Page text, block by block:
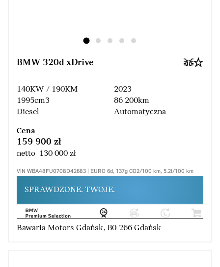
BMW 320d xDrive
140KW / 190KM
1995cm3
Diesel
2023
86 200km
Automatyczna
Cena
159 900 zł
netto 130 000 zł
VIN WBA48FU0708D42683 | EURO 6d, 137g CO2/100 km, 5.2l/100 km
SPRAWDZONE. TWOJE.
Bawaria Motors Gdańsk, 80-266 Gdańsk